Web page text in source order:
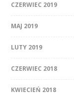
CZERWIEC 2019
MAJ 2019
LUTY 2019
CZERWIEC 2018
KWIECIEŃ 2018